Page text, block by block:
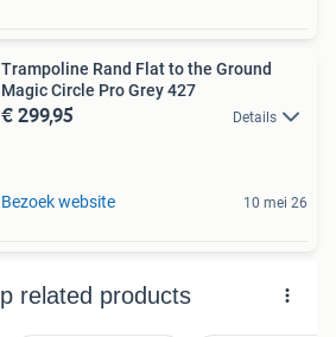
Trampoline Rand Flat to the Ground
Magic Circle Pro Grey 427
€ 299,95 Details
Bezoek website 10 mei 26